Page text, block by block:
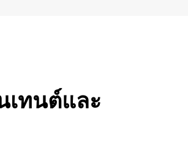
เทนต์และ